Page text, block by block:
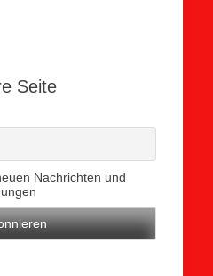
Seite
Nachrichten und